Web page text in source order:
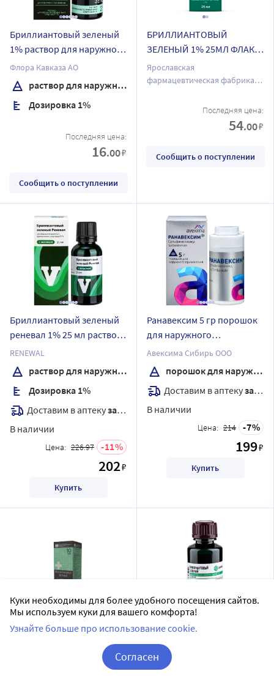
Бриллиантовый зеленый
1% раствор для наружного
применения спиртовой 25
мл флакон
Флора Кавказа АО
раствор для наружного применения спиртовой
Дозировка 1%
Последняя цена:
16.00₽
Сообщить о поступлении
БРИЛЛИАНТОВЫЙ
ЗЕЛЕНЫЙ 1% 25МЛ ФЛАК
Р-Р Д/НАРУЖ ПРИМ
СПИРТОВОЙ /
Ярославская
фармацевтическая фабрика
Последняя цена:
54.00₽
Сообщить о поступлении
Бриллиантовый зеленый
реневал 1% 25 мл раствор
для наружного
применения спиртовой
флакон с лопаткой
RENEWAL
раствор для наружного применения спиртовой
Дозировка 1%
Доставим в аптекузавтра
В наличии
Цена: 226.97 11
202₽
Купить
Ранавексим 5 гр порошок
для наружного
применения
Авексима Сибирь ООО
порошок для наружного применения
Доставим в аптекузавтра
В наличии
Цена: 214 7
199₽
Купить
Бриллиантовый зеленый
наружного применения
Бриллиантовый зеленый
применения спирт
исполнение флакон 25 мл
Самарамедпром ОАО
Куки необходимы для более удобного посещения сайтов.
Мы используем куки для вашего комфорта!
Узнайте больше про использование cookie.
Согласен